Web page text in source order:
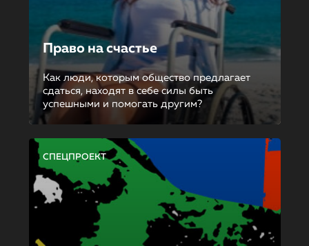
Право на счастье
Как люди, которым общество предлагает
сдаться, находят в себе силы быть
успешными и помогать другим?
СПЕЦПРОЕКТ